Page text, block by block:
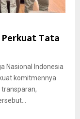
Tata
Nasional Indonesia
komitmennya